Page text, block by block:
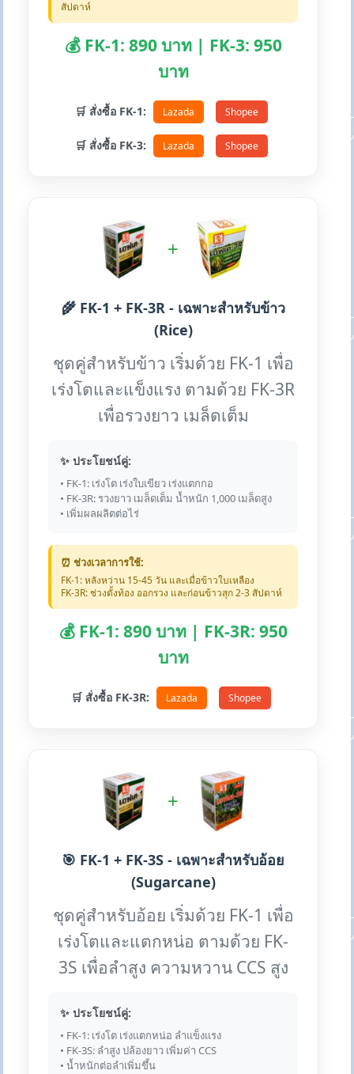
สัปดาห์
💰 FK-1: 890 บาท | FK-3: 950
บาท
🛒 สั่งซื้อ FK-1: Lazada Shopee
🛒 สั่งซื้อ FK-3: Lazada Shopee
+
🌾 FK-1 + FK-3R - เฉพาะสำหรับข้าว
(Rice)
ชุดคู่สำหรับข้าว เริ่มด้วย FK-1 เพื่อ
เร่งโตและแข็งแรง ตามด้วย FK-3R
เพื่อรวงยาว เมล็ดเต็ม
✨ ประโยชน์คู่:
• FK-1: เร่งโต เร่งใบเขียว เร่งแตกกอ
• FK-3R: รวงยาว เมล็ดเต็ม น้ำหนัก 1,000 เมล็ดสูง
• เพิ่มผลผลิตต่อไร่
⏰ ช่วงเวลาการใช้:
FK-1: หลังหว่าน 15-45 วัน และเมื่อข้าวใบเหลือง
FK-3R: ช่วงตั้งท้อง ออกรวง และก่อนข้าวสุก 2-3 สัปดาห์
💰 FK-1: 890 บาท | FK-3R: 950
บาท
🛒 สั่งซื้อ FK-3R: Lazada Shopee
+
🎯 FK-1 + FK-3S - เฉพาะสำหรับอ้อย
(Sugarcane)
ชุดคู่สำหรับอ้อย เริ่มด้วย FK-1 เพื่อ
เร่งโตและแตกหน่อ ตามด้วย FK-
3S เพื่อลำสูง ความหวาน CCS สูง
✨ ประโยชน์คู่:
• FK-1: เร่งโต เร่งแตกหน่อ ลำแข็งแรง
• FK-3S: ลำสูง ปล้องยาว เพิ่มค่า CCS
• น้ำหนักต่อลำเพิ่มขึ้น